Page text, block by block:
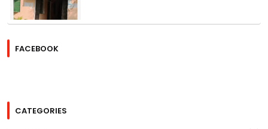
FACEBOOK
CATEGORIES